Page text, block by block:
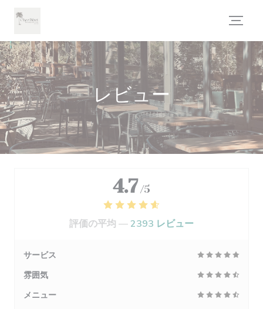
レビュー
4.7 /5
評価の平均 —2393 レビュー
サービス
雰囲気
メニュー